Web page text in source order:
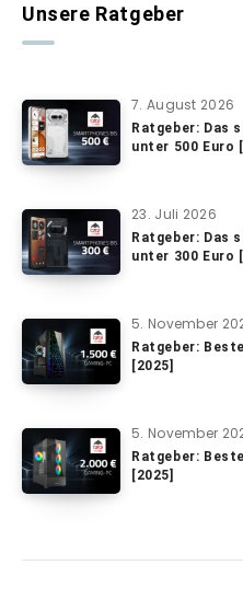
Unsere Ratgeber
7. August 2026
Ratgeber: Das
unter 500 Euro
23. Juli 2026
Ratgeber: Das
unter 300 Euro
5. November
Ratgeber:
[2025]
5. November
Ratgeber:
[2025]